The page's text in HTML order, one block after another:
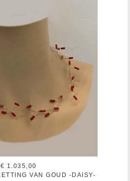
€ 1.035,00
VAN GOUD -DAISY-